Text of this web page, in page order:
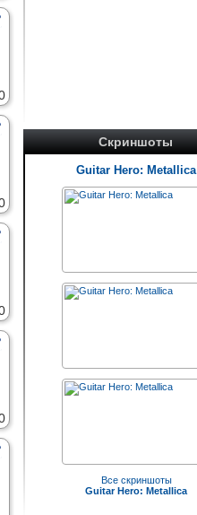
Скриншоты
Guitar Hero: Metallica
Все скриншоты
Guitar Hero: Metallica